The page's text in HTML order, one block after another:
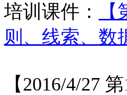
培训课件：
则、线索、数
【2016/4/27 第